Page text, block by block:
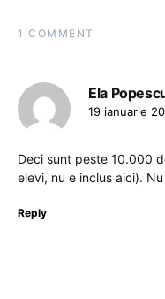
1 COMMENT
Ela
19 ianuarie
Deci sunt peste 10.000
elevi, nu e inclus aici).
Reply